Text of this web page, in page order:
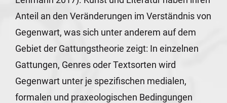
Anteil an den Veränderungen im Verständnis von
Gegenwart, was sich unter anderem auf dem
Gebiet der Gattungstheorie zeigt: In einzelnen
Gattungen, Genres oder Textsorten wird
Gegenwart unter je spezifischen medialen,
formalen und praxeologischen Bedingungen